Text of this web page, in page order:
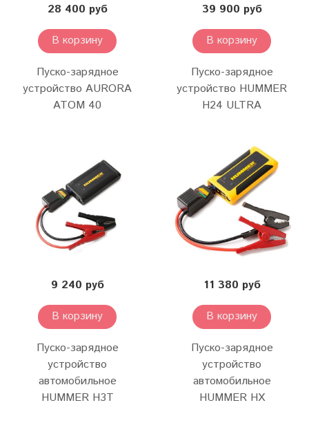
28 400 руб
В корзину
Пуско-зарядное
устройство AURORA
ATOM 40
39 900 руб
В корзину
Пуско-зарядное
устройство HUMMER
H24 ULTRA
9 240 руб
В корзину
Пуско-зарядное
устройство
автомобильное
HUMMER H3T
11 380 руб
В корзину
Пуско-зарядное
устройство
автомобильное
HUMMER HX